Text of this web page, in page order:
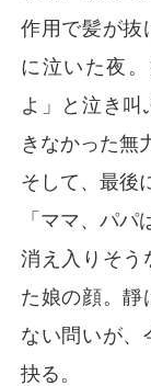
作用で髪が抜
に泣いた夜
よ」と泣き
きなかった無
そして、最後
「ママ、パ
消え入りそう
た娘の顔。靜
ない問いが、
抉る。